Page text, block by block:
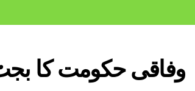
وفاقی حکومت کا